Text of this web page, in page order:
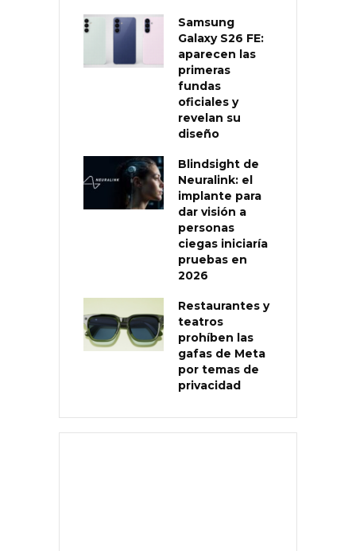
Samsung
Galaxy S26 FE:
aparecen las
primeras
fundas
oficiales y
revelan su
diseño
Blindsight de
Neuralink: el
implante para
dar visión a
personas
ciegas iniciaría
pruebas en
2026
Restaurantes y
teatros
prohíben las
gafas de Meta
por temas de
privacidad